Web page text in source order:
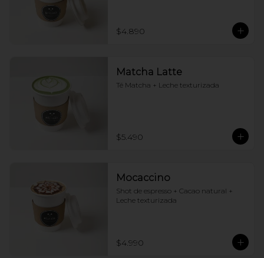
$4.890
Matcha Latte
Té Matcha + Leche texturizada
$5.490
Mocaccino
Shot de espresso + Cacao natural +
Leche texturizada
$4.990